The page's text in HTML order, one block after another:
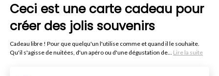
Ceci est une carte cadeau pour
créer des jolis souvenirs
Cadeau libre ! Pour que quelqu'un l'utilise comme et quand il le souhaite.
Qu'il s'agisse de nuitées, d'un apéro ou d'une dégustation de... Lire la suite